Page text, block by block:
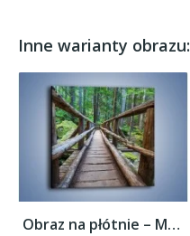
Inne warianty obrazu:
Obraz na płótnie – Mostek z drewnianych...